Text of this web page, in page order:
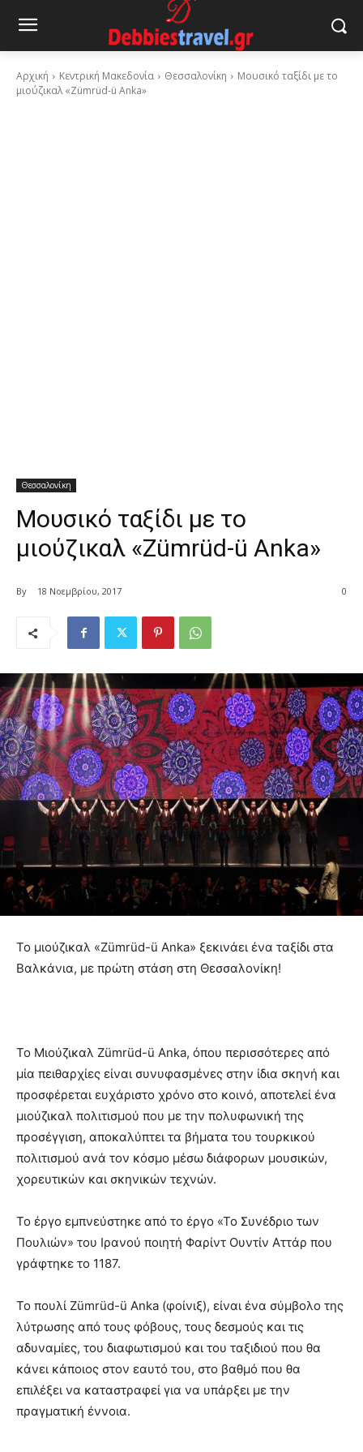
Αρχική Κεντρική Μακεδονία Θεσσαλονίκη
Μουσικό ταξίδι με το
μιούζικαλ «Zümrüd-ü Anka»
Θεσσαλονίκη
Μουσικό ταξίδι με το
μιούζικαλ «Zümrüd-ü Anka»
By 18 Νοεμβρίου, 2017 0
Το μιούζικαλ «Zümrüd-ü Anka» ξεκινάει ένα ταξίδι στα
Βαλκάνια, με πρώτη στάση στη Θεσσαλονίκη!
Το Μιούζικαλ Zümrüd-ü Anka, όπου περισσότερες από
μία πειθαρχίες είναι συνυφασμένες στην ίδια σκηνή και
προσφέρεται ευχάριστο χρόνο στο κοινό, αποτελεί ένα
μιούζικαλ πολιτισμού που με την πολυφωνική της
προσέγγιση, αποκαλύπτει τα βήματα του τουρκικού
πολιτισμού ανά τον κόσμο μέσω διάφορων μουσικών,
χορευτικών και σκηνικών τεχνών.
Το έργο εμπνεύστηκε από το έργο «Το Συνέδριο των
Πουλιών» του Ιρανού ποιητή Φαρίντ Ουντίν Αττάρ που
γράφτηκε το 1187.
Το πουλί Zümrüd-ü Anka (φοίνιξ), είναι ένα σύμβολο της
λύτρωσης από τους φόβους, τους δεσμούς και τις
αδυναμίες, του διαφωτισμού και του ταξιδιού που θα
κάνει κάποιος στον εαυτό του, στο βαθμό που θα
επιλέξει να καταστραφεί για να υπάρξει με την
πραγματική έννοια.